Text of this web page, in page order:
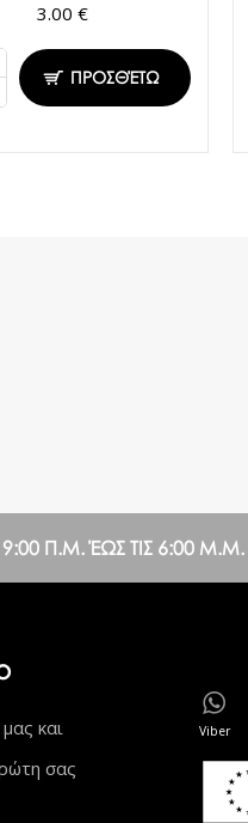
3.00 €
ΠΡΟΣΘΈΤΩ
Π.Μ. ΈΩΣ ΤΙΣ 6:00 Μ.Μ.
και
σας
Viber